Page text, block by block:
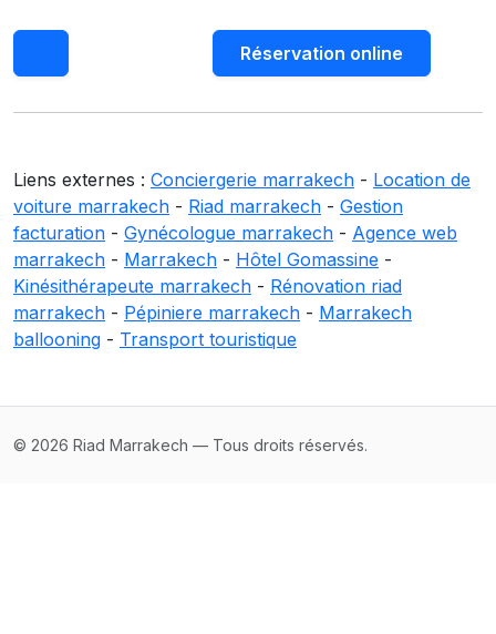
Réservation online
Liens externes : Conciergerie marrakech - Location de
voiture marrakech - Riad marrakech - Gestion
facturation - Gynécologue marrakech - Agence web
marrakech - Marrakech - Hôtel Gomassine -
Kinésithérapeute marrakech - Rénovation riad
marrakech - Pépiniere marrakech - Marrakech
ballooning - Transport touristique
© 2026 Riad Marrakech — Tous droits réservés.